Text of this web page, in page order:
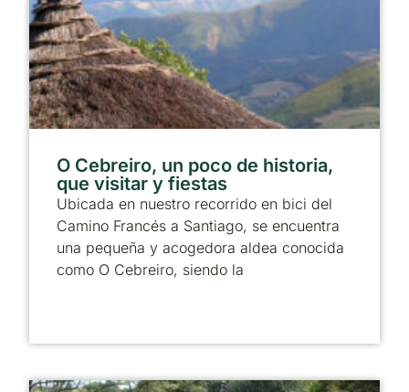
O Cebreiro, un poco de historia,
que visitar y fiestas
Ubicada en nuestro recorrido en bici del
Camino Francés a Santiago, se encuentra
una pequeña y acogedora aldea conocida
como O Cebreiro, siendo la